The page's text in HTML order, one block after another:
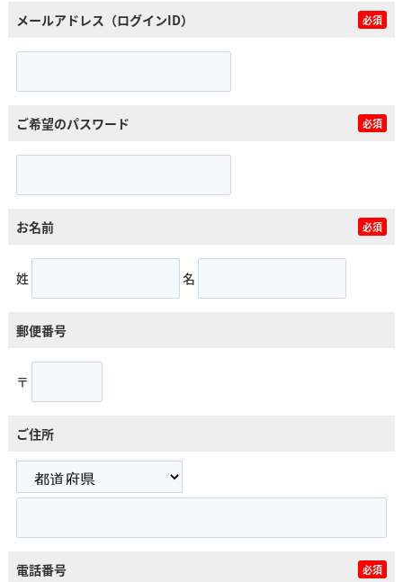
メールアドレス（ログインID） 必須
ご希望のパスワード 必須
お名前 必須
姓 名
郵便番号
〒
ご住所
電話番号 必須